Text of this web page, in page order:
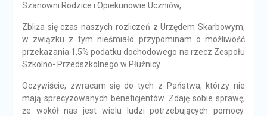
Szanowni Rodzice i Opiekunowie Uczniów,
Zbliża się czas naszych rozliczeń z Urzędem Skarbowym,
w związku z tym nieśmiało przypominam o możliwość
przekazania 1,5% podatku dochodowego na rzecz Zespołu
Szkolno- Przedszkolnego w Płużnicy.
Oczywiście, zwracam się do tych z Państwa, którzy nie
mają sprecyzowanych beneficjentów. Zdaję sobie sprawę,
że wokół nas jest wielu ludzi potrzebujących pomocy.